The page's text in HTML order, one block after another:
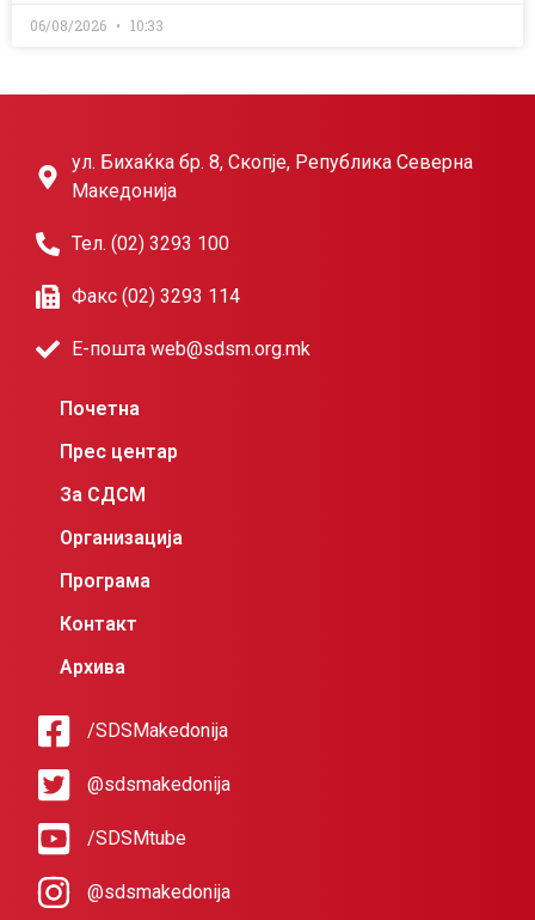
06/08/2026 10:33
ул. Бихаќка бр. 8, Скопје, Република Северна
Македонија
Тел. (02) 3293 100
Факс (02) 3293 114
Е-пошта web@sdsm.org.mk
Почетна
Прес центар
За СДСМ
Организација
Програма
Контакт
Архива
/SDSMakedonija
@sdsmakedonija
/SDSMtube
@sdsmakedonija